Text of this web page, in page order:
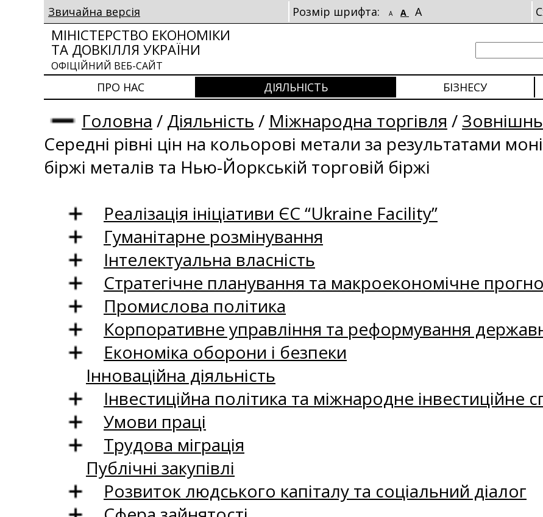
Звичайна версія Розмір шрифта: A A A
МІНІСТЕРСТВО ЕКОНОМІКИ
ТА ДОВКІЛЛЯ УКРАЇНИ
ОФІЦІЙНИЙ ВЕБ-САЙТ
ПРО НАС ДІЯЛЬНІСТЬ БІЗНЕСУ
Головна / Діяльність / Міжнародна торгівля /
Середні рівні цін на кольорові метали за результатами
біржі металів та Нью-Йоркській торговій біржі
Реалізація ініціативи ЄС “Ukraine Facility”
Гуманітарне розмінування
Інтелектуальна власність
Стратегічне планування та макроекономічне
Промислова політика
Корпоративне управління та реформування
Економіка оборони і безпеки
Інноваційна діяльність
Інвестиційна політика та міжнародне інвестиційне
Умови праці
Трудова міграція
Публічні закупівлі
Розвиток людського капіталу та соціальний діалог